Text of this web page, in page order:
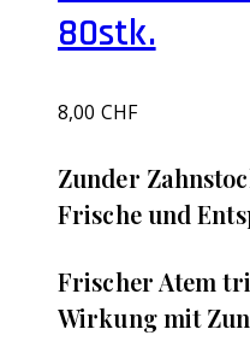
80stk.
8,00 CHF
‌Zunder
Frische und
Frischer Atem
Wirkung mit